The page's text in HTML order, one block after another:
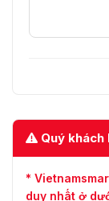
Quý
*
duy nhất ở